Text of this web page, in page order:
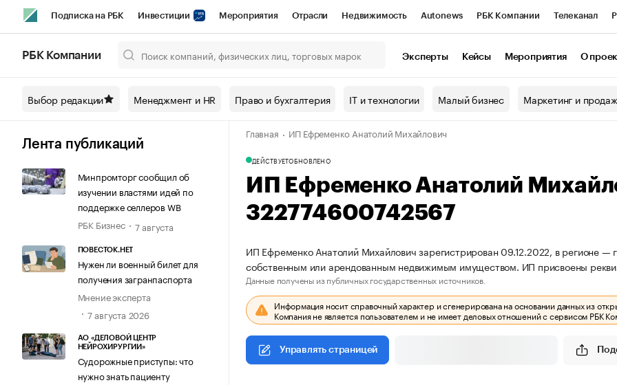
Подписка на РБК Инвестиции Мероприятия Отрасли Недвижимость Autonews РБК Компании Телеканал
Спецпроекты СПб Конференции СПб Спецпроекты Проверка контрагентов
Технологии и медиа Рынок наличной валюты
РБК Компании Эксперты Кейсы Мероприятия О
Выбор редакции Менеджмент и HR Право и бухгалтерия IT и технологии Малый бизнес Маркетинг и
Лента публикаций
Минпромторг сообщил об
изучении властями идей по
поддержке селлеров WB
РБК Бизнес
7 августа
ПОВЕСТОК.НЕТ
Нужен ли военный билет для
получения загранпаспорта
Мнение эксперта
7 августа 2026
АО «ДЕЛОВОЙ ЦЕНТР
НЕЙРОХИРУРГИИ»
Судорожные приступы: что
нужно знать пациенту
Главная ИП Ефременко Анатолий Михайлович
ДЕЙСТВУЕТОБНОВЛЕНО
ИП Ефременко Анатолий
322774600742567
ИП Ефременко Анатолий Михайлович зарегистрирован 09.12.2022, в регионе —
собственным или арендованным недвижимым имуществом. ИП присвоены
Данные получены из публичных государственных источников.
Информация носит справочный характер и сгенерирована на основании данных из
Компания не является пользователем и не имеет деловых отношений с сервисом РБК
Управлять страницей